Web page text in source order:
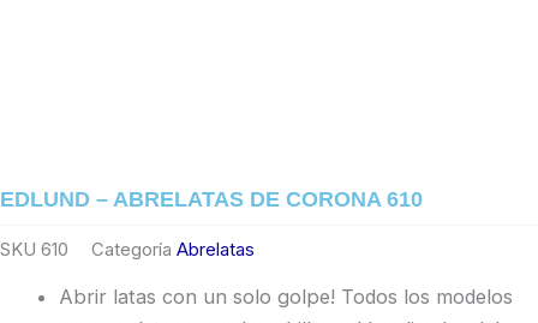
EDLUND – ABRELATAS DE CORONA 610
SKU 610 Categoría Abrelatas
Abrir latas con un solo golpe! Todos los modelos